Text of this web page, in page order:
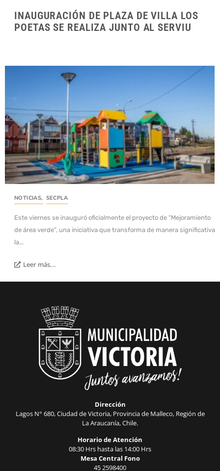
INAUGURACIÓN DE PLAZA DE VILLA LOS
POETAS SE REALIZA JUNTO AL SERVIU
NOTICIAS, SECPLA
Este viernes se inauguró oficialmente el proyecto de “Mejoramiento
de área verde”, una iniciativa que transforma de manera significativa
la...
Leer más...
Dirección
Lagos N° 680, Ciudad de Victoria, Provincia de Malleco, Región de
La Araucanía, Chile.
Horario de Atención
08:30 Hrs hasta las 14:00 Hrs
Mesa Central Fono
45 2598400